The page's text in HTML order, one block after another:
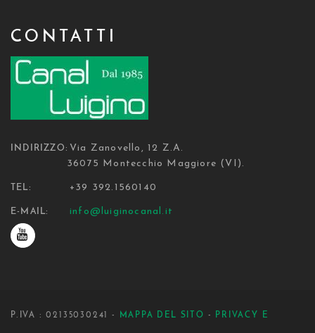
CONTATTI
INDIRIZZO: Via Zanovello, 12 Z.A.
36075 Montecchio Maggiore (VI).
TEL: +39 392.1560140
E-MAIL: info@luiginocanal.it
P.IVA : 02135030241 - MAPPA DEL SITO - PRIVACY E